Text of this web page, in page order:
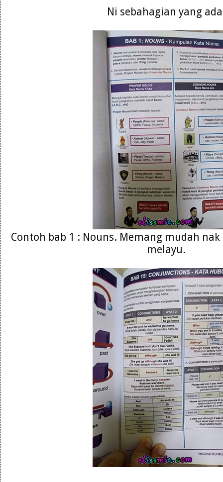
Ni sebahagian yang
Contoh bab 1 : Nouns. Memang mudah
melayu.